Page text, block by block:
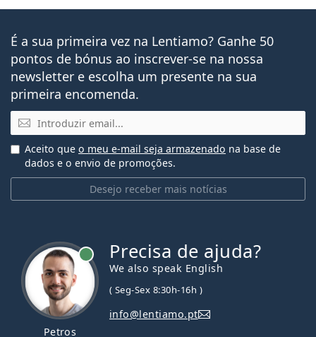
É a sua primeira vez na Lentiamo? Ganhe 50
pontos de bónus ao inscrever-se na nossa
newsletter e escolha um presente na sua
primeira encomenda.
Email
Desejo receber mais notícias
Aceito que o meu e-mail seja armazenado na base de
dados e o envio de promoções.
Petros
Precisa de ajuda?
We also speak English
( Seg-Sex 8:30h-16h )
info@lentiamo.pt